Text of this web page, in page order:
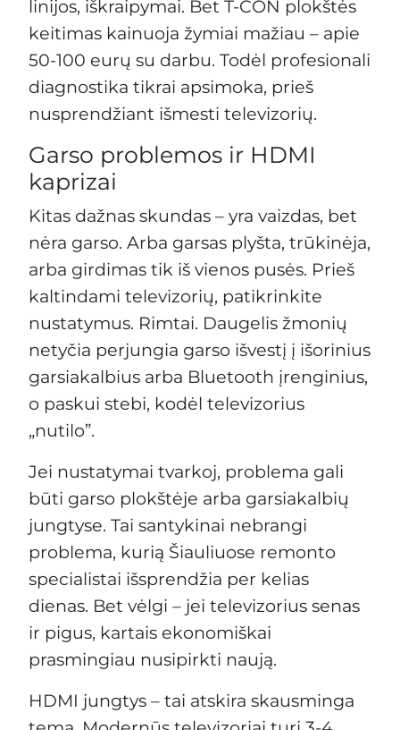
linijos, iškraipymai. Bet T-CON plokštės
keitimas kainuoja žymiai mažiau – apie
50-100 eurų su darbu. Todėl profesionali
diagnostika tikrai apsimoka, prieš
nusprendžiant išmesti televizorių.
Garso problemos ir HDMI
kaprizai
Kitas dažnas skundas – yra vaizdas, bet
nėra garso. Arba garsas plyšta, trūkinėja,
arba girdimas tik iš vienos pusės. Prieš
kaltindami televizorių, patikrinkite
nustatymus. Rimtai. Daugelis žmonių
netyčia perjungia garso išvestį į išorinius
garsiakalbius arba Bluetooth įrenginius,
o paskui stebi, kodėl televizorius
„nutilo”.
Jei nustatymai tvarkoj, problema gali
būti garso plokštėje arba garsiakalbių
jungtyse. Tai santykinai nebrangi
problema, kurią Šiauliuose remonto
specialistai išsprendžia per kelias
dienas. Bet vėlgi – jei televizorius senas
ir pigus, kartais ekonomiškai
prasmingiau nusipirkti naują.
HDMI jungtys – tai atskira skausminga